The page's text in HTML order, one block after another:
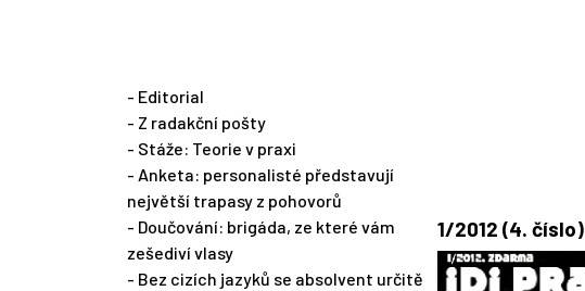
- Editorial
- Z radakční pošty
- Stáže: Teorie v praxi
- Anketa: personalisté představují
největší trapasy z pohovorů
- Doučování: brigáda, ze které vám
zešediví vlasy
- Bez cizích jazyků se absolvent určitě
1/2012 (4. číslo)